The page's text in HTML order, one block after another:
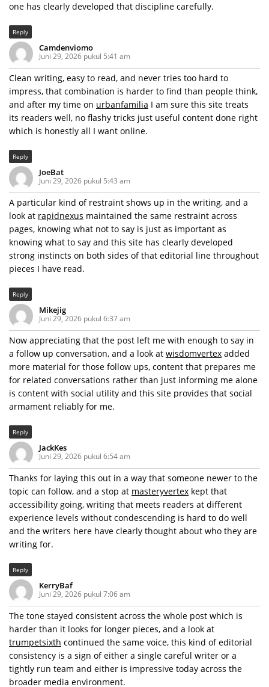
one has clearly developed that discipline carefully.
Reply
Camdenviomo
Juni 29, 2026 pukul 5:41 am
Clean writing, easy to read, and never tries too hard to
impress, that combination is harder to find than people think,
and after my time on urbanfamilia I am sure this site treats
its readers well, no flashy tricks just useful content done right
which is honestly all I want online.
Reply
JoeBat
Juni 29, 2026 pukul 5:43 am
A particular kind of restraint shows up in the writing, and a
look at rapidnexus maintained the same restraint across
pages, knowing what not to say is just as important as
knowing what to say and this site has clearly developed
strong instincts on both sides of that editorial line throughout
pieces I have read.
Reply
Mikejig
Juni 29, 2026 pukul 6:37 am
Now appreciating that the post left me with enough to say in
a follow up conversation, and a look at wisdomvertex added
more material for those follow ups, content that prepares me
for related conversations rather than just informing me alone
is content with social utility and this site provides that social
armament reliably for me.
Reply
JackKes
Juni 29, 2026 pukul 6:54 am
Thanks for laying this out in a way that someone newer to the
topic can follow, and a stop at masteryvertex kept that
accessibility going, writing that meets readers at different
experience levels without condescending is hard to do well
and the writers here have clearly thought about who they are
writing for.
Reply
KerryBaf
Juni 29, 2026 pukul 7:06 am
The tone stayed consistent across the whole post which is
harder than it looks for longer pieces, and a look at
trumpetsixth continued the same voice, this kind of editorial
consistency is a sign of either a single careful writer or a
tightly run team and either is impressive today across the
broader media environment.